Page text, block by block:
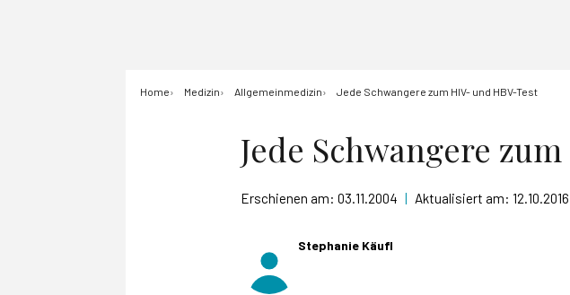
Home Medizin Allgemeinmedizin Jede Schwangere zum HIV- und HBV-Test
Jede Schwangere
Erschienen am: 03.11.2004 | Aktualisiert am: 12.10.2016
Stephanie Käufl